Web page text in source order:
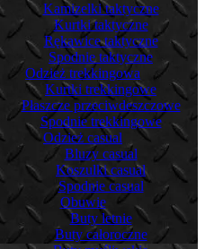
Kamizelki taktyczne
Kurtki taktyczne
Rękawice taktyczne
Spodnie taktyczne
Odzież trekkingowa
Kurtki trekkingowe
Płaszcze przeciwdeszczowe
Spodnie trekkingowe
Odzież casual
Bluzy casual
Koszulki casual
Spodnie casual
Obuwie
Buty letnie
Buty całoroczne